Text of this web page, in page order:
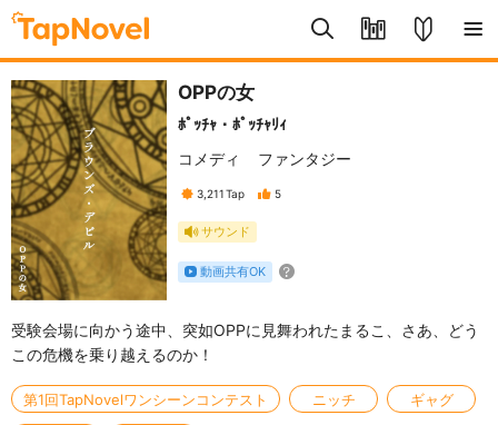
OPPの女
ﾎﾟｯﾁｬ・ﾎﾟｯﾁｬﾘｨ
コメディ
ファンタジー
3,211Tap 5
サウンド
動画共有OK
受験会場に向かう途中、突如OPPに見舞われたまるこ、さあ、どう
この危機を乗り越えるのか！
第1回TapNovelワンシーンコンテスト ニッチ ギャグ